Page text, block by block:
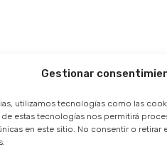
Gestionar
utilizamos tecnologías como las
estas tecnologías nos permitirá
en este sitio. No consentir o